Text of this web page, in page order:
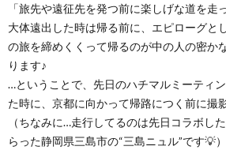
「旅先や遠征先を発つ前に楽しげな道を走
大体遠出した時は帰る前に、エピローグと
の旅を締めくくって帰るのが中の人の密か
ります♪
…ということで、先日のハチマルミーティ
た時に、京都に向かって帰路につく前に撮
（ちなみに…走行してるのは先日コラボし
らった静岡県三島市の“三島ニュル”です💡）